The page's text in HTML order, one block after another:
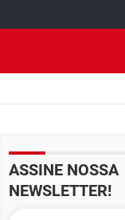
ASSINE NOSSA
NEWSLETTER!